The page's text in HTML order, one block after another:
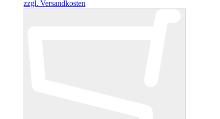
zzgl. Versandkosten